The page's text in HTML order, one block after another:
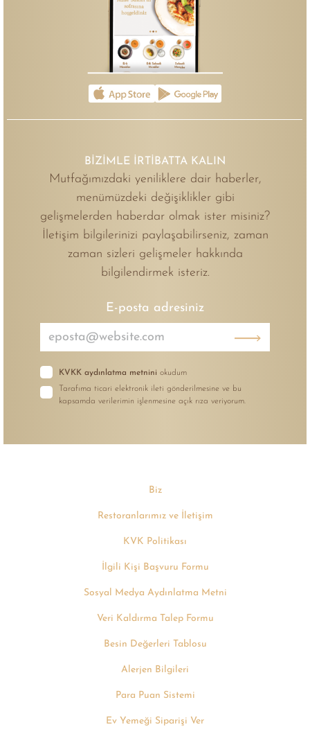
BİZİMLE İRTİBATTA KALIN
Mutfağımızdaki yeniliklere dair haberler,
menümüzdeki değişiklikler gibi
gelişmelerden haberdar olmak ister misiniz?
İletişim bilgilerinizi paylaşabilirseniz, zaman
zaman sizleri gelişmeler hakkında
bilgilendirmek isteriz.
E-posta adresiniz
KVKK aydınlatma metnini okudum
Tarafıma ticari elektronik ileti gönderilmesine ve bu
kapsamda verilerimin işlenmesine açık rıza veriyorum.
Biz
Restoranlarımız ve İletişim
KVK Politikası
İlgili Kişi Başvuru Formu
Sosyal Medya Aydınlatma Metni
Veri Kaldırma Talep Formu
Besin Değerleri Tablosu
Alerjen Bilgileri
Para Puan Sistemi
Ev Yemeği Siparişi Ver